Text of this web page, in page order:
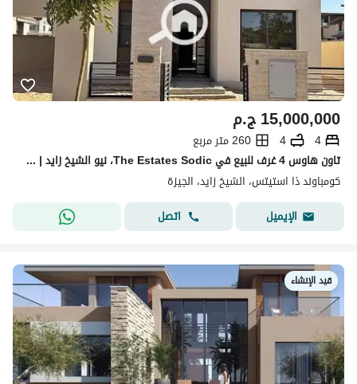
ج.م15,000,000
4
4
260 متر مربع
تاون هاوس 4 غرف للبيع في The Estates Sodic، نيو الشيخ زايد | جاهز للاستلام | موقع مميز
كومباوند ذا استيتس، الشيخ زايد، الجيزة
الإيميل
اتصل
قيد الإنشاء